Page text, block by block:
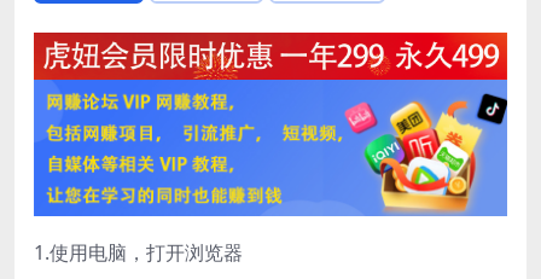
1.使用电脑，打开浏览器